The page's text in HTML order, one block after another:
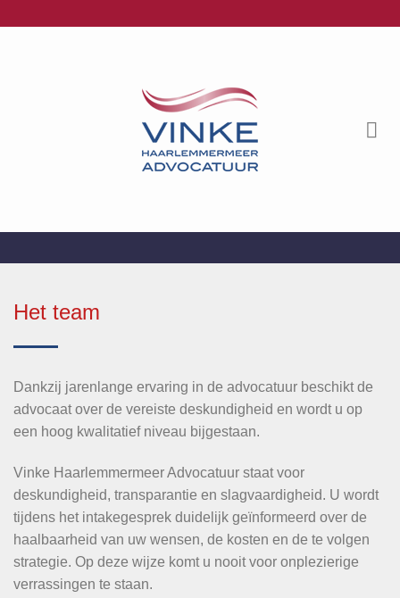
Het team
Dankzij jarenlange ervaring in de advocatuur beschikt de
advocaat over de vereiste deskundigheid en wordt u op
een hoog kwalitatief niveau bijgestaan.
Vinke Haarlemmermeer Advocatuur staat voor
deskundigheid, transparantie en slagvaardigheid. U wordt
tijdens het intakegesprek duidelijk geïnformeerd over de
haalbaarheid van uw wensen, de kosten en de te volgen
strategie. Op deze wijze komt u nooit voor onplezierige
verrassingen te staan.